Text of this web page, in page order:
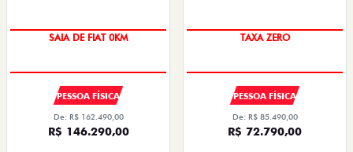
SAIA DE FIAT 0KM
PESSOA FÍSICA
De: R$ 162.490,00
R$ 146.290,00
TAXA ZERO
PESSOA FÍSICA
De: R$ 85.490,00
R$ 72.790,00